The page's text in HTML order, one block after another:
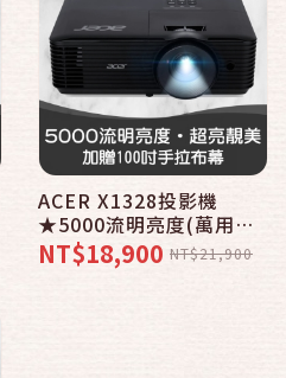
ACER X1328投影機
★5000流明亮度(萬用折
疊購物車)
NT$18,900 NT$21,900